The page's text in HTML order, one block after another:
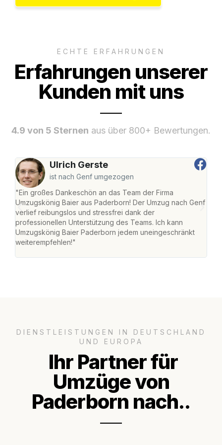
ECHTE ERFAHRUNGEN
Erfahrungen unserer
Kunden mit uns
4.9 von 5 Sternen aus über 800+ Bewertungen.
Ulrich Gerste
ist nach Genf umgezogen
"Ein großes Dankeschön an das Team der Firma
Umzugskönig Baier aus Paderborn! Der Umzug nach Genf
verlief reibungslos und stressfrei dank der
professionellen Unterstützung des Teams. Ich kann
Umzugskönig Baier Paderborn jedem uneingeschränkt
weiterempfehlen!"
DIENSTLEISTUNGEN IN DEUTSCHLAND
UND EUROPA
Ihr Partner für
Umzüge von
Paderborn nach..